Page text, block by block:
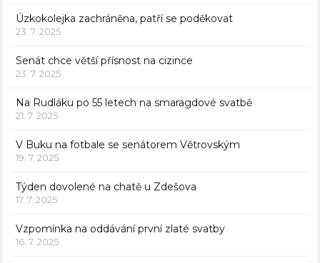
Úzkokolejka zachráněna, patří se poděkovat
23. 7. 2025
Senát chce větší přísnost na cizince
23. 7. 2025
Na Rudláku po 55 letech na smaragdové svatbě
21. 7. 2025
V Buku na fotbale se senátorem Větrovským
19. 7. 2025
Týden dovolené na chatě u Zdešova
17. 7. 2025
Vzpomínka na oddávání první zlaté svatby
16. 7. 2025